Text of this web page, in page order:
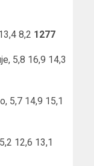
8,2 1277
5,8 16,9 14,3
5,7 14,9 15,1
12,6 13,1